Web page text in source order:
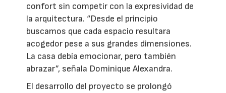
confort sin competir con la expresividad de
la arquitectura. “Desde el principio
buscamos que cada espacio resultara
acogedor pese a sus grandes dimensiones.
La casa debía emocionar, pero también
abrazar”, señala Dominique Alexandra.
El desarrollo del proyecto se prolongó